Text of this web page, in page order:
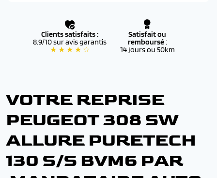
Clients satisfaits :
8.9/10 sur avis garantis
★ ★ ★ ★ ☆
Satisfait ou
remboursé:
14 jours ou 50km
VOTRE REPRISE
PEUGEOT 308 SW
ALLURE PURETECH
130 S/S BVM6 PAR